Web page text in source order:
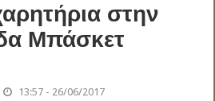
στην
Μπάσκετ
13:57 - 26/06/2017